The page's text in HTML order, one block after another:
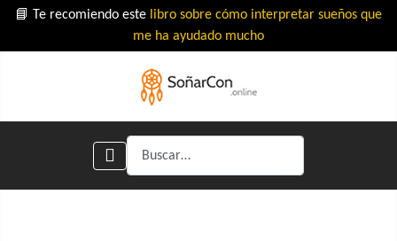
📘 Te recomiendo este libro sobre cómo interpretar sueños que
me ha ayudado mucho
Buscar